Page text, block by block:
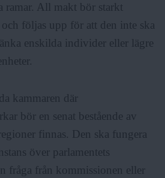
ramar. All makt bör starkt
följas upp för att den inte ska
enskilda individer eller lägre
kammaren där
bör en senat bestående av
finnas. Den ska fungera
över parlamentets
fråga från kommissionen eller